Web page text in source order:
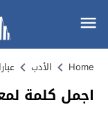
Home الأدب
اجمل كلمة